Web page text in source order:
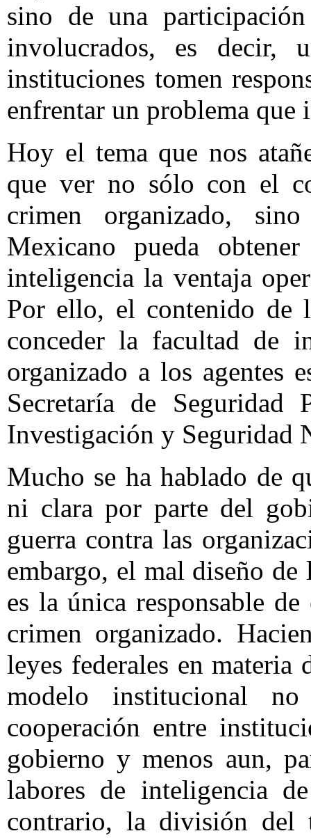
sino de una
involucrados, es decir,
instituciones tomen
enfrentar un problema que
Hoy el tema que nos
que ver no sólo con el
crimen organizado,
Mexicano pueda
inteligencia la ventaja
Por ello, el contenido de
conceder la facultad de
organizado a los agentes
Secretaría de
Investigación y Seguridad
Mucho se ha hablado de
ni clara por parte del
guerra contra las
embargo, el mal diseño
es la única responsable
crimen organizado.
leyes federales en materia
modelo institucional
cooperación entre
gobierno y menos aun,
labores de inteligencia
contrario, la división del